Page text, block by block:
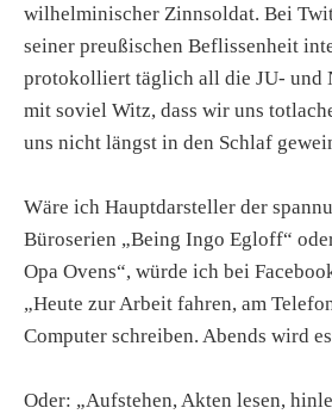
wilhelminischer Zinnsoldat. Bei
seiner preußischen Beflissenheit
protokolliert täglich all die JU- und
mit soviel Witz, dass wir uns
uns nicht längst in den Schlaf
Wäre ich Hauptdarsteller der
Büroserien „Being Ingo Egloff“
Opa Ovens“, würde ich bei
„Heute zur Arbeit fahren, am
Computer schreiben. Abends wird
Oder: „Aufstehen, Akten lesen,